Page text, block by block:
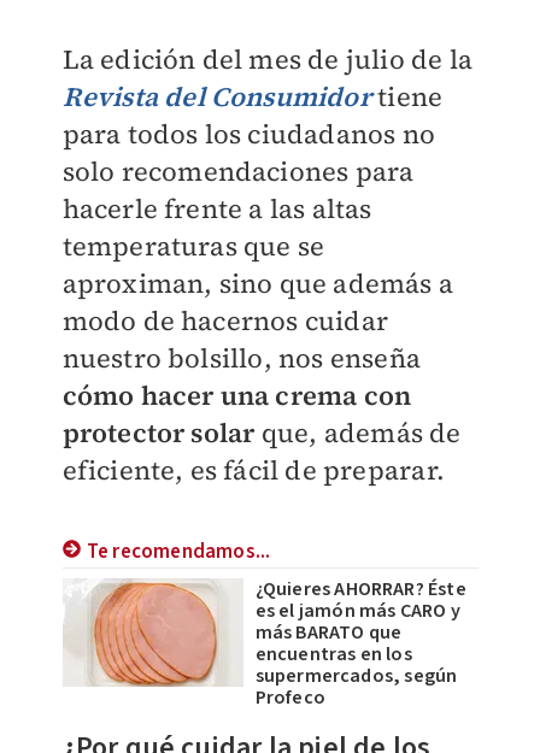
La edición del mes de julio de la
Revista del Consumidortiene
para todos los ciudadanos no
solo recomendaciones para
hacerle frente a las altas
temperaturas que se
aproximan, sino que además a
modo de hacernos cuidar
nuestro bolsillo, nos enseña
cómo hacer una crema con
protector solar que, además de
eficiente, es fácil de preparar.
Te recomendamos...
¿Quieres AHORRAR? Éste
es el jamón más CARO y
más BARATO que
encuentras en los
supermercados, según
Profeco